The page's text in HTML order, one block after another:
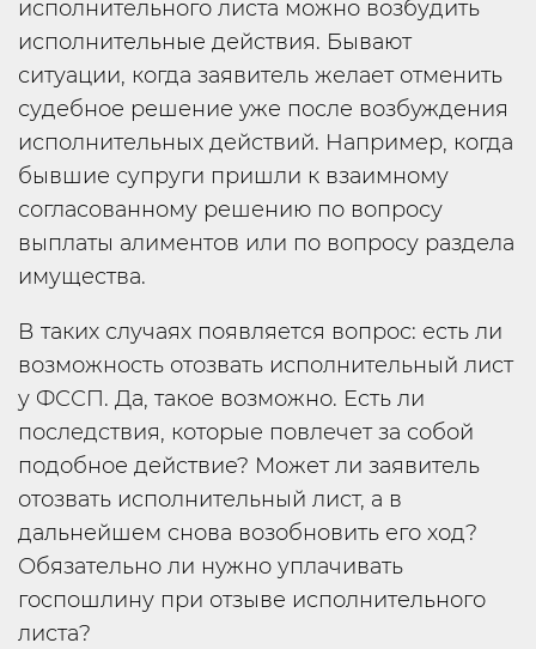
исполнительного листа можно возбудить
исполнительные действия. Бывают
ситуации, когда заявитель желает отменить
судебное решение уже после возбуждения
исполнительных действий. Например, когда
бывшие супруги пришли к взаимному
согласованному решению по вопросу
выплаты алиментов или по вопросу раздела
имущества.
В таких случаях появляется вопрос: есть ли
возможность отозвать исполнительный лист
у ФССП. Да, такое возможно. Есть ли
последствия, которые повлечет за собой
подобное действие? Может ли заявитель
отозвать исполнительный лист, а в
дальнейшем снова возобновить его ход?
Обязательно ли нужно уплачивать
госпошлину при отзыве исполнительного
листа?